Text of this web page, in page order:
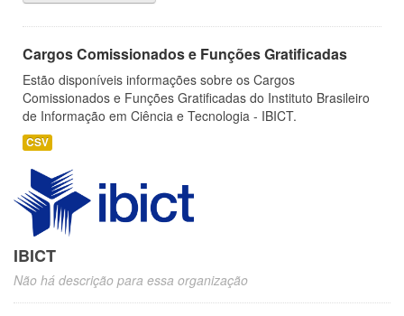
Cargos Comissionados e Funções Gratificadas
Estão disponíveis informações sobre os Cargos
Comissionados e Funções Gratificadas do Instituto Brasileiro
de Informação em Ciência e Tecnologia - IBICT.
CSV
IBICT
Não há descrição para essa organização